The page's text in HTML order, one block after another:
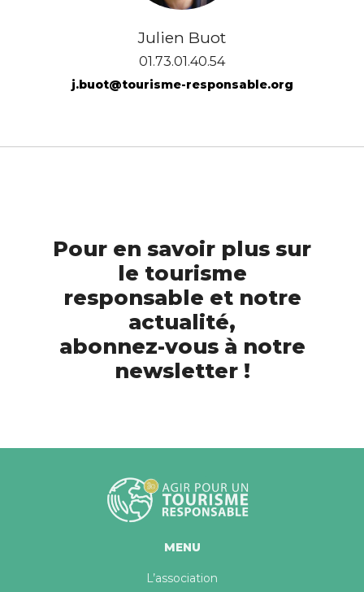
Julien Buot
01.73.01.40.54
j.buot@tourisme-responsable.org
Pour en savoir plus sur
le tourisme
responsable et notre
actualité,
abonnez-vous à notre
newsletter !
MENU
L’association